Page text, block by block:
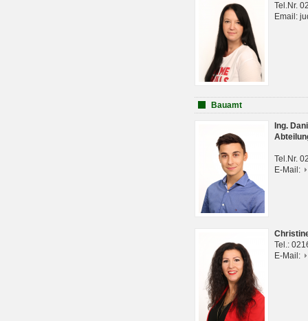
Tel.Nr.
Email:
Bauamt
Ing.
Tel.Nr.
E-Mail:
Tel.:
E-Mail: